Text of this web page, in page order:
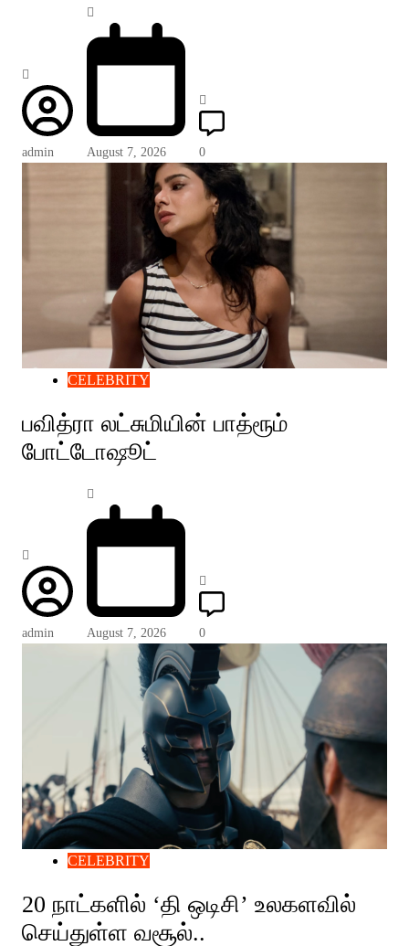
admin August 7, 2026 0
CELEBRITY
பவித்ரா லட்சுமியின் பாத்ரூம்
போட்டோஷூட்
admin August 7, 2026 0
CELEBRITY
20 நாட்களில் ‘தி ஒடிசி’ உலகளவில்
செய்துள்ள வசூல்..